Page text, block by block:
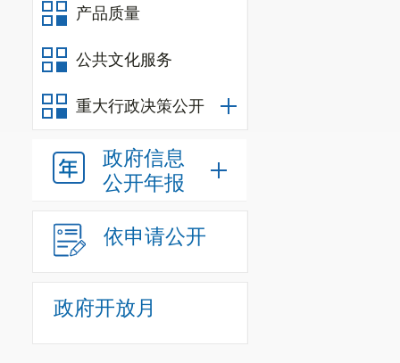
产品质量
公共文化服务
重大行政决策公开
政府信息
公开年报
依申请公开
政府开放月